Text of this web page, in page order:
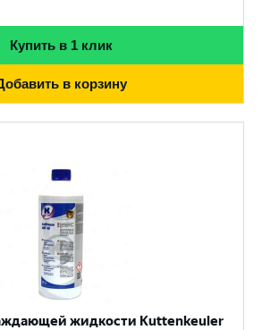
Купить в 1 клик
в корзину
жидкости Kuttenkeuler